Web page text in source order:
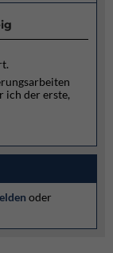
ich der erste,
oder